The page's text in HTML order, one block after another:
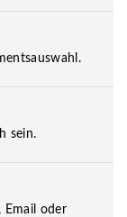
sein.
Email oder